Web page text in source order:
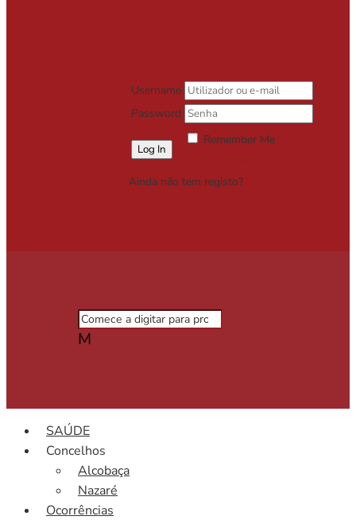
Username
Password
Remember Me
Ainda não tem registo?
M
SAÚDE
Concelhos
Alcobaça
Nazaré
Ocorrências